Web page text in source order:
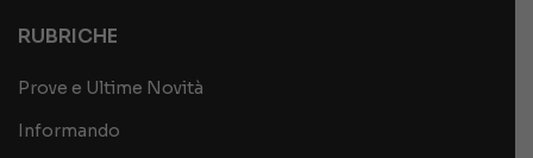
RUBRICHE
Prove e Ultime Novità
Informando